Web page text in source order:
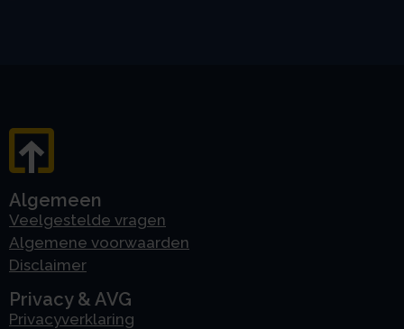
Algemeen
Veelgestelde vragen
Algemene voorwaarden
Disclaimer
Privacy & AVG
Privacyverklaring